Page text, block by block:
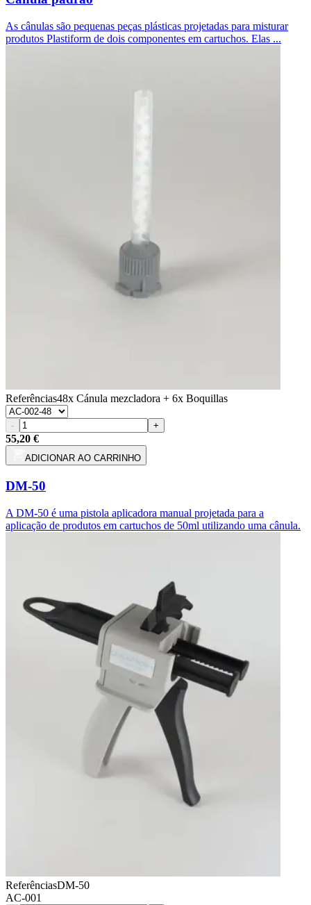
As cânulas são pequenas peças plásticas projetadas para misturar
produtos Plastiform de dois componentes em cartuchos. Elas ...
Referências48x Cánula mezcladora + 6x Boquillas
- +
55,20 €
ADICIONAR AO CARRINHO
DM-50
A DM-50 é uma pistola aplicadora manual projetada para a
aplicação de produtos em cartuchos de 50ml utilizando uma cânula.
ReferênciasDM-50
AC-001